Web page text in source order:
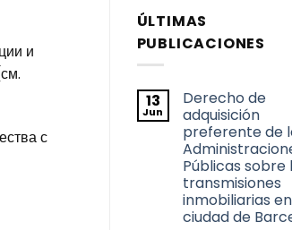
и
с
ÚLTIMAS
PUBLICACIONES
13
Jun
Derecho de
adquisición
preferente de
Públicas sobre
transmisiones
inmobiliarias
ciudad de